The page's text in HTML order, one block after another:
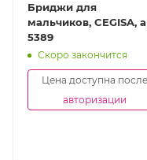
Бриджи для
мальчиков, CEGISA,
5389
Скоро закончится
Цена доступна после
авторизации